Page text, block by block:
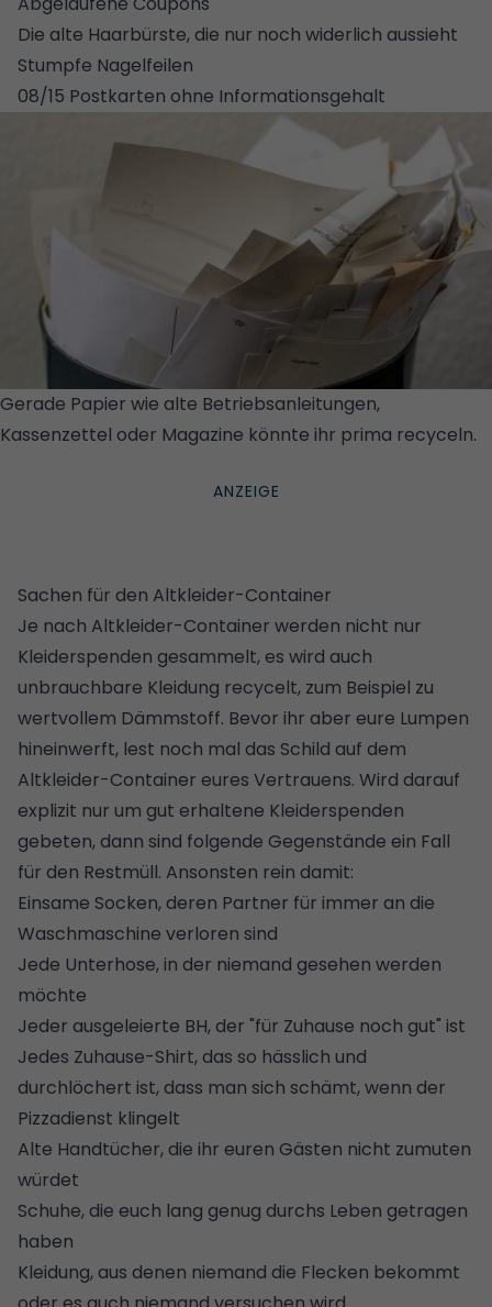
Die alte Haarbürste, die nur noch widerlich aussieht
Stumpfe Nagelfeilen
08/15 Postkarten ohne Informationsgehalt
Gerade Papier wie alte Betriebsanleitungen,
Kassenzettel oder Magazine könnte ihr prima recyceln.
Sachen für den Altkleider-Container
Je nach Altkleider-Container werden nicht nur
Kleiderspenden gesammelt, es wird auch
unbrauchbare Kleidung recycelt, zum Beispiel zu
wertvollem Dämmstoff. Bevor ihr aber eure Lumpen
hineinwerft, lest noch mal das Schild auf dem
Altkleider-Container eures Vertrauens. Wird darauf
explizit nur um gut erhaltene Kleiderspenden
gebeten, dann sind folgende Gegenstände ein Fall
für den Restmüll. Ansonsten rein damit:
Einsame Socken, deren Partner für immer an die
Waschmaschine verloren sind
Jede Unterhose, in der niemand gesehen werden
möchte
Jeder ausgeleierte BH, der "für Zuhause noch gut" ist
Jedes Zuhause-Shirt, das so hässlich und
durchlöchert ist, dass man sich schämt, wenn der
Pizzadienst klingelt
Alte Handtücher, die ihr euren Gästen nicht zumuten
würdet
Schuhe, die euch lang genug durchs Leben getragen
haben
Kleidung, aus denen niemand die Flecken bekommt